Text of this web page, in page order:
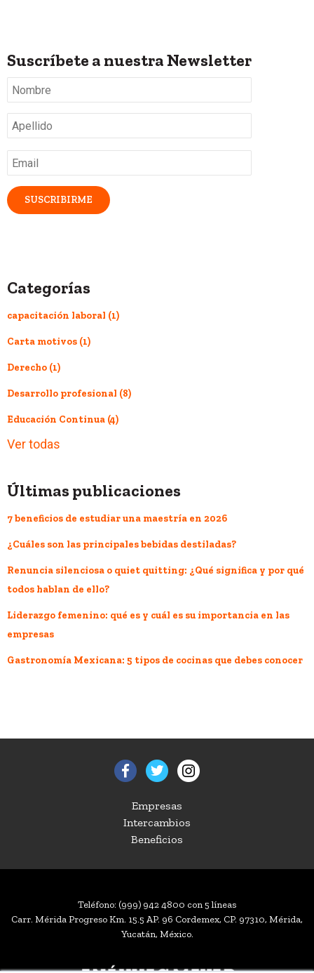
Suscríbete a nuestra Newsletter
Nombre
Apellido
Email*
Categorías
capacitación laboral (1)
Carta motivos (1)
Derecho (1)
Desarrollo profesional (8)
Educación Continua (4)
Ver todas
Últimas publicaciones
7 beneficios de estudiar una maestría en 2026
¿Cuáles son las principales bebidas destiladas?
Renuncia silenciosa o quiet quitting: ¿Qué significa y por qué
todos hablan de ello?
Liderazgo femenino: qué es y cuál es su importancia en las
empresas
Gastronomía Mexicana: 5 tipos de cocinas que debes conocer
Empresas
Intercambios
Beneficios
Teléfono: (999) 942 4800 con 5 líneas
Carr. Mérida Progreso Km. 15.5 AP. 96 Cordemex, CP. 97310, Mérida,
Yucatán, México.